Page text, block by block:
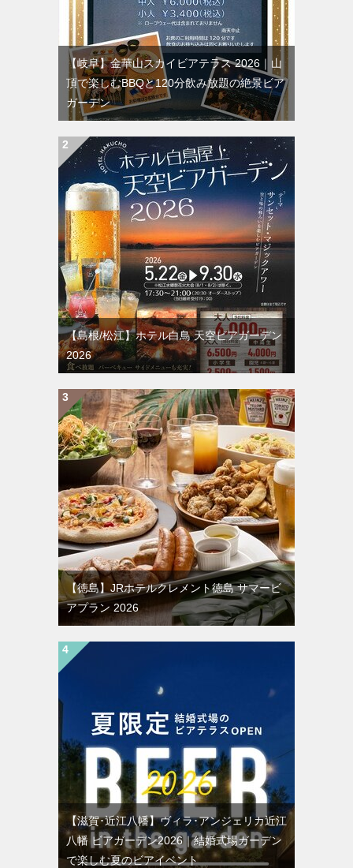
【岐阜】金華山スカイビアテラス 2026｜山
頂で楽しむBBQと120分飲み放題の絶景ビア
ガーデン
【島根/松江】ホテル白鳥 天空ビアガーデン
2026
【徳島】JRホテルクレメント徳島 サマービ
アプラン 2026
【滋賀･近江八幡】ヴィラ･アンジェリカ近江
八幡 ビアガーデン2026｜結婚式場ガーデン
で楽しむ夏のビアイベント